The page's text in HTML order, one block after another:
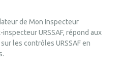
de Mon Inspecteur
inspecteur URSSAF, répond aux
les contrôles URSSAF en